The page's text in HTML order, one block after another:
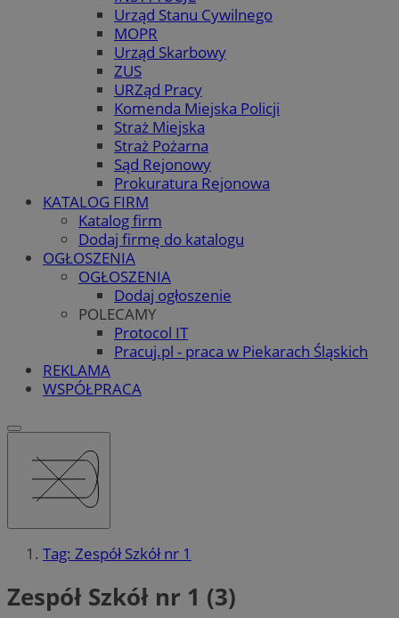
Urząd Stanu Cywilnego
MOPR
Urząd Skarbowy
ZUS
URZąd Pracy
Komenda Miejska Policji
Straż Miejska
Straż Pożarna
Sąd Rejonowy
Prokuratura Rejonowa
KATALOG FIRM
Katalog firm
Dodaj firmę do katalogu
OGŁOSZENIA
OGŁOSZENIA
Dodaj ogłoszenie
POLECAMY
Protocol IT
Pracuj.pl - praca w Piekarach Śląskich
REKLAMA
WSPÓŁPRACA
Tag: Zespół Szkół nr 1
Zespół Szkół nr 1 (3)